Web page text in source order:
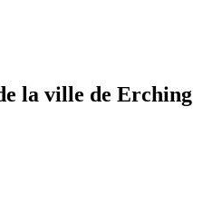
la ville de Erching